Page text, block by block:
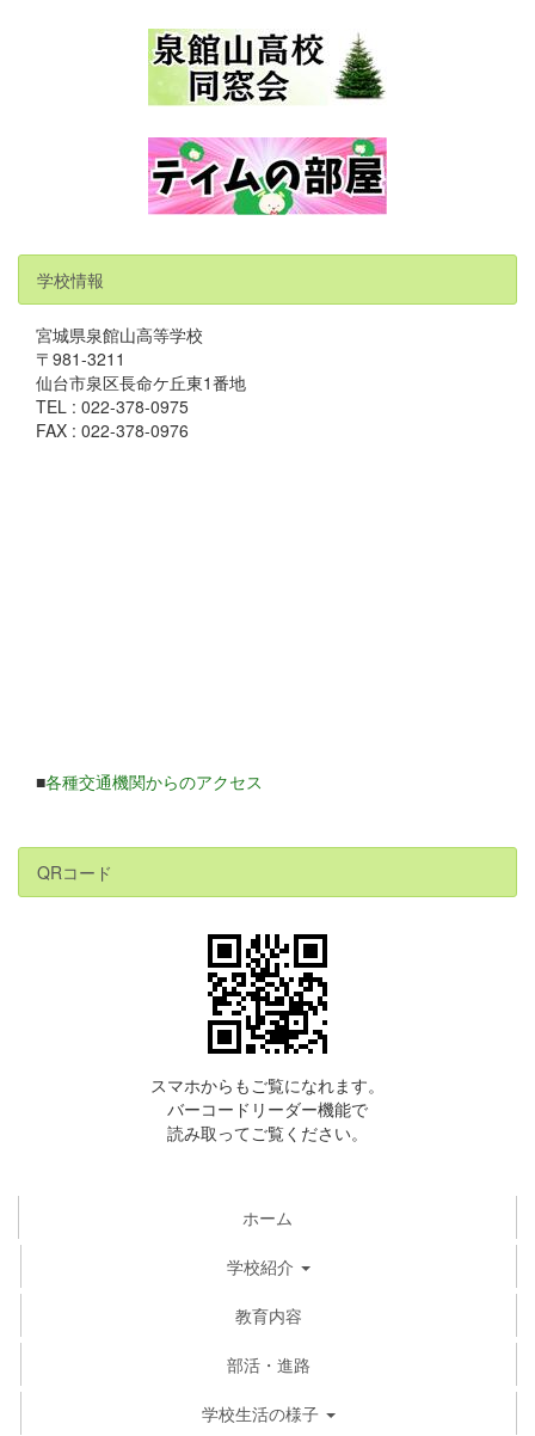
学校情報
宮城県泉館山高等学校
〒981-3211
仙台市泉区長命ケ丘東1番地
TEL : 022-378-0975
FAX : 022-378-0976
■各種交通機関からのアクセス
QRコード
スマホからもご覧になれます。
バーコードリーダー機能で
読み取ってご覧ください。
ホーム
学校紹介
教育内容
部活・進路
学校生活の様子